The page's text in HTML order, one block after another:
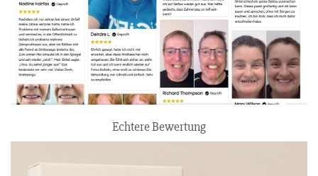
Echtere Bewertung